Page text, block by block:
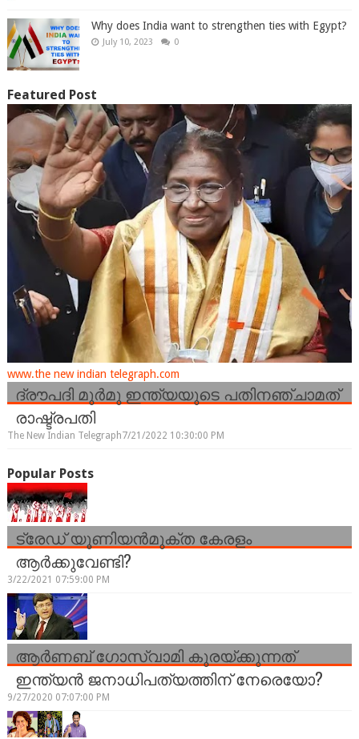
Why does India want to strengthen ties with Egypt?
July 10, 2023 0
Featured Post
www.the new indian telegraph.com
ദ്രൗപദി മുർമു ഇന്ത്യയുടെ പതിനഞ്ചാമത്
രാഷ്ട്രപതി
The New Indian Telegraph7/21/2022 10:30:00 PM
Popular Posts
ട്രേഡ് യൂണിയന്‍മുക്ത കേരളം
ആര്‍ക്കുവേണ്ടി?
3/22/2021 07:59:00 PM
ആർണബ് ഗോസ്വാമി കുരയ്ക്കുന്നത്
ഇന്ത്യൻ ജനാധിപത്യത്തിന് നേരെയോ?
9/27/2020 07:07:00 PM